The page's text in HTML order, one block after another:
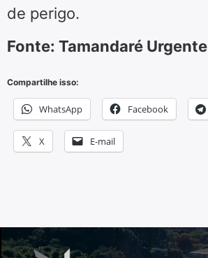
de perigo.
Fonte: Tamandaré Urgente
Compartilhe isso:
WhatsApp Facebook
X E-mail